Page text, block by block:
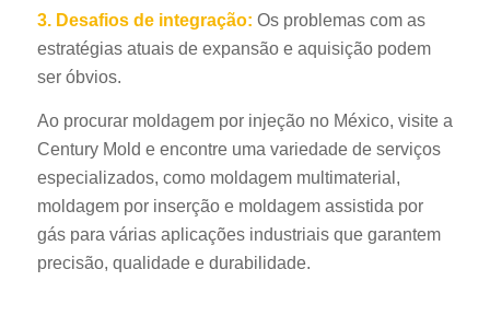
3. Desafios de integração: Os problemas com as
estratégias atuais de expansão e aquisição podem
ser óbvios.
Ao procurar moldagem por injeção no México, visite a
Century Mold e encontre uma variedade de serviços
especializados, como moldagem multimaterial,
moldagem por inserção e moldagem assistida por
gás para várias aplicações industriais que garantem
precisão, qualidade e durabilidade.